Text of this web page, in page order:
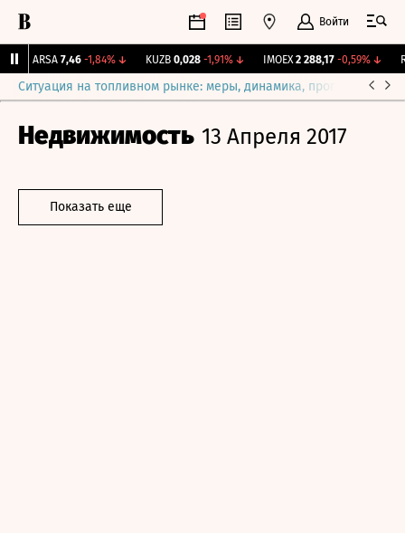
Войти
ARSA 7,46 -1,84%↓ KUZB 0,028 -1,91% ↓ IMOEX 2 288,17 -0,59%↓
Ситуация на топливном рынке: меры, динамика, прогнозы
Недвижимость 13 Апреля 2017
Показать еще